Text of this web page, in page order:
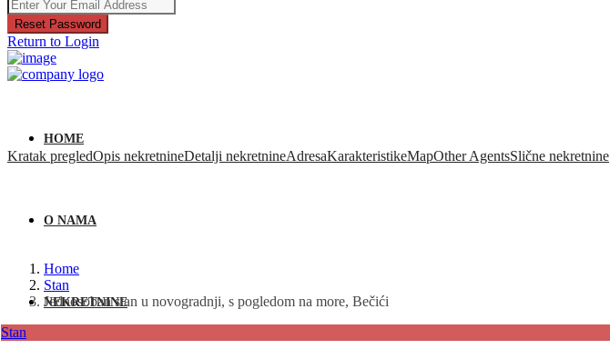
Reset Password
Return to Login
HOME
O NAMA
NEKRETNINE
Kratak pregledOpis nekretnineDetalji nekretnineAdresaKarakteristikeMapOther AgentsSlične nekretnine
Home
Stan
Jednosoban stan u novogradnji, s pogledom na more, Bečići
Stan